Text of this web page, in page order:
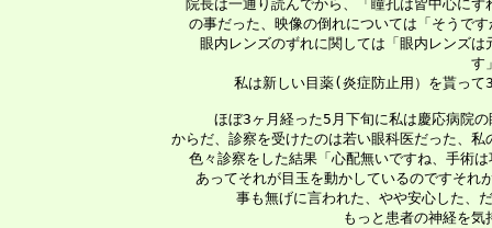
院長は一通り読んでから、「瞳孔は皆中心に
の事だった、映像の倒れについては「そうで
眼内レンズのずれに関しては「眼内レンズ
す
私は新しい目薬(炎症防止用）を貰って
ほぼ3ヶ月経った5月下旬に私は慶応病院
からだ、診察を受けたのは若い眼科医だった、
色々診察をした結果「心配無いですね、手術
あってそれが目玉を動かしているのですそ
事も無げに言われた、やや安心した、
もっと患者の神経を気